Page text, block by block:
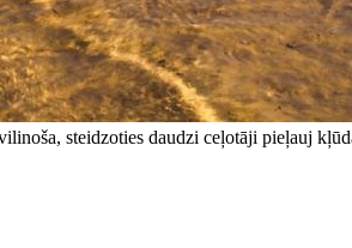
steidzoties daudzi ceļotāji pieļauj